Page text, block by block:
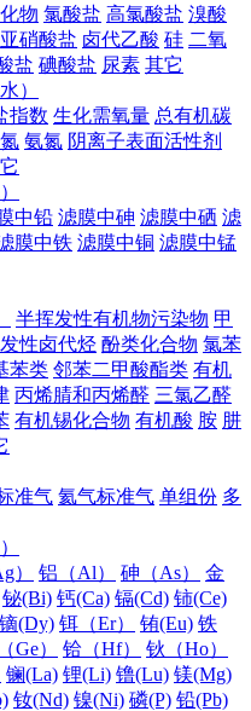
物 氯酸盐 高氯酸盐 溴酸
亚硝酸盐 卤代乙酸 硅 二氧
盐 碘酸盐 尿素 其它
）
指数 生化需氧量 总有机碳
氨氮 阴离子表面活性剂
中铅 滤膜中砷 滤膜中硒 滤
膜中铁 滤膜中铜 滤膜中锰
半挥发性有机物污染物 甲
性卤代烃 酚类化合物 氯苯
苯类 邻苯二甲酸酯类 有机
丙烯腈和丙烯醛 三氯乙醛
有机锡化合物 有机酸 胺 肼
准气 氦气标准气 单组份 多
） 铝（Al） 砷（As）
金
铋(Bi) 钙(Ca) 镉(Cd) 铈(Ce)
镝(Dy) 铒（Er） 铕(Eu) 铁
Ge） 铪（Hf）
钬（Ho）
镧(La) 锂(Li) 镥(Lu) 镁(Mg)
钕(Nd) 镍(Ni) 磷(P) 铅(Pb)